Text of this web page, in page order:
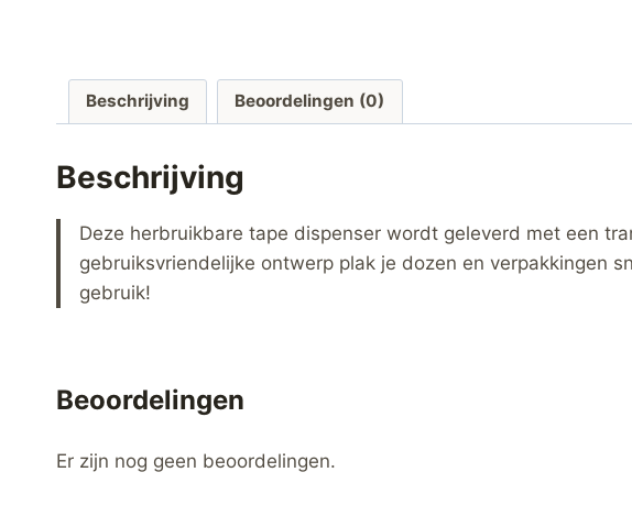
Beschrijving Beoordelingen (0)
Beschrijving
Deze herbruikbare tape dispenser wordt geleverd met een
gebruiksvriendelijke ontwerp plak je dozen en verpakkingen
gebruik!
Beoordelingen
Er zijn nog geen beoordelingen.